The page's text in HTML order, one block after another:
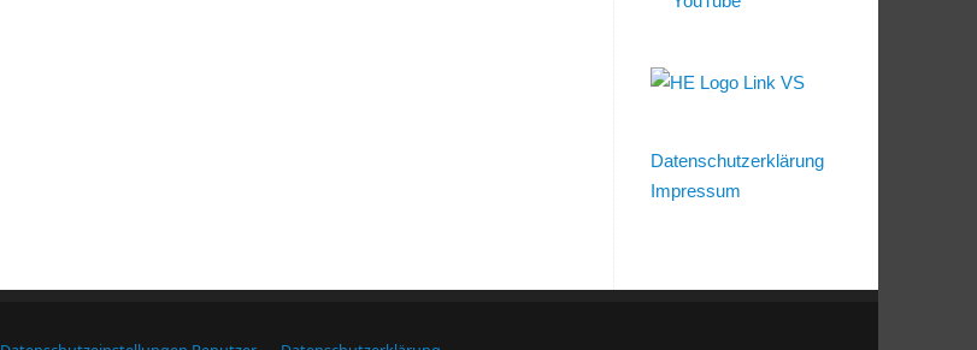
Datenschutzerklärung
Impressum